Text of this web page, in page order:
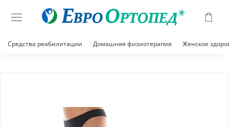
Средства реабилитации Домашняя физиотерапия Женское